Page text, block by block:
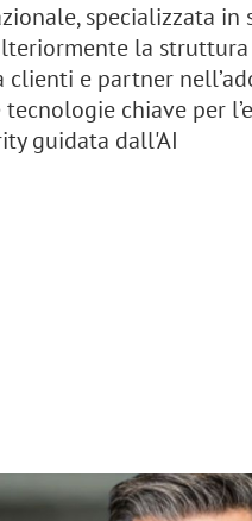
specializzata in
la
clienti e partner
chiave per
guidata dall'AI